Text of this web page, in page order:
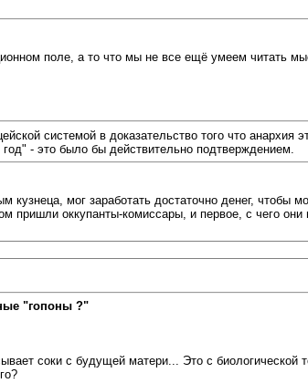
поле, а то что мы не все ещё умеем читать
системой в доказательство того что
- это было бы действительно подтверждением.
мог заработать достаточно денег,
пришли оккупанты-комиссары, и первое, с чего
"гопоны ?"
соки с будущей матери... Это с биологической